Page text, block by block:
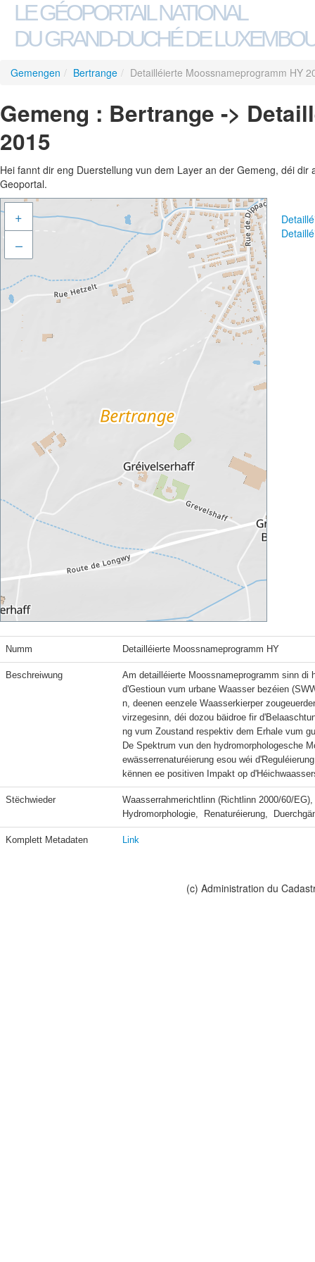
LE GÉOPORTAIL NATIONAL
DU GRAND-DUCHÉ DE
Gemengen / Bertrange / Detailléierte Moossnameprogramm HY
Gemeng : Bertrange ->
2015
Hei fannt dir eng Duerstellung vun dem Layer an der Gemeng, déi
Geoportal.
+
–
Numm Detailléierte Moossnameprogramm HY
Beschreiwung
Am detailléierte Moossnameprogramm sinn di
d'Gestioun vum urbane Waasser bezéien
n, deenen eenzele Waasserkierper
virzegesinn, déi dozou bäidroe fir
ng vum Zoustand respektiv dem Erhale vum
De Spektrum vun den hydromorphologesche
ewässerrenaturéierung esou wéi
kënnen ee positiven Impakt op
Stëchwieder
Waasserrahmerichtlinn (Richtlinn 2000/60/
Hydromorphologie,  Renaturéierung,
Komplett Metadaten Link
(c) Administration du